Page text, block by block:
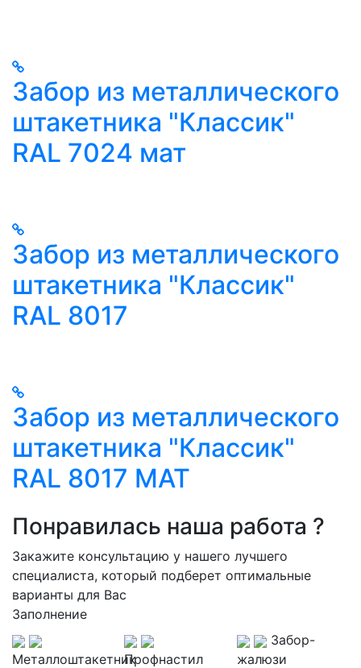
Забор из металлического
штакетника "Классик"
RAL 7024 мат
Забор из металлического
штакетника "Классик"
RAL 8017
Забор из металлического
штакетника "Классик"
RAL 8017 МАТ
Понравилась наша работа ?
Закажите консультацию у нашего лучшего
специалиста, который подберет оптимальные
варианты для Вас
Заполнение
МеталлоштакетникПрофнастил
Забор-
жалюзи